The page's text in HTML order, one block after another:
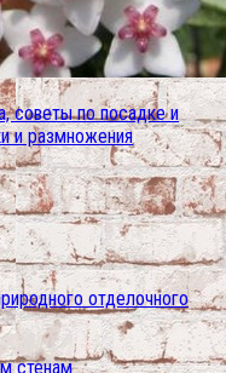
советы по посадке и
и размножения
отделочного
стенам